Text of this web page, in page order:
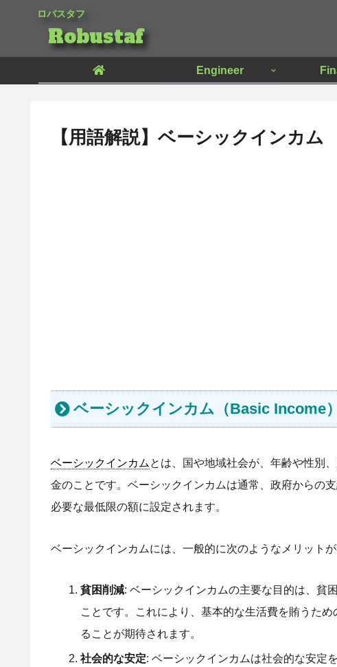
ロバスタフ
Robustaf
Engineer
【用語解説】 ベーシックインカム
ベーシックインカム（Basic Income）
ベーシックインカム とは、国や地域社会が、年齢や性別
金のことです。ベーシックインカムは通常、政府からの
必要な最低限の額に設定されます。
ベーシックインカムには、一般的に次のようなメリットが
貧困削減: ベーシックインカムの主要な目的は、貧
ことです。これにより、基本的な生活費を賄うた
ることが期待されます。
社会的な安定: ベーシックインカムは社会的な安定